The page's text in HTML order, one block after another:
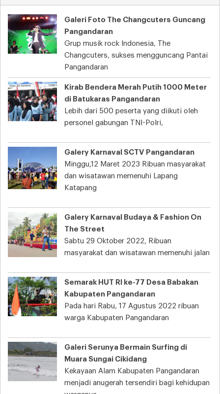
Galeri Foto The Changcuters Guncang
Pangandaran
Grup musik rock Indonesia, The
Changcuters, sukses mengguncang Pantai
Pangandaran
Kirab Bendera Merah Putih 1000 Meter
di Batukaras Pangandaran
Lebih dari 500 peserta yang diikuti oleh
personel gabungan TNI-Polri,
Galery Karnaval SCTV Pangandaran
Minggu,12 Maret 2023 Ribuan masyarakat
dan wisatawan memenuhi Lapang
Katapang
Galery Karnaval Budaya & Fashion On
The Street
Sabtu 29 Oktober 2022, Ribuan
masyarakat dan wisatawan memenuhi jalan
Semarak HUT RI ke-77 Desa Babakan
Kabupaten Pangandaran
Pada hari Rabu, 17 Agustus 2022 ribuan
warga Kabupaten Pangandaran
Galeri Serunya Bermain Surfing di
Muara Sungai Cikidang
Kekayaan Alam Kabupaten Pangandaran
menjadi anugerah tersendiri bagi kehidupan